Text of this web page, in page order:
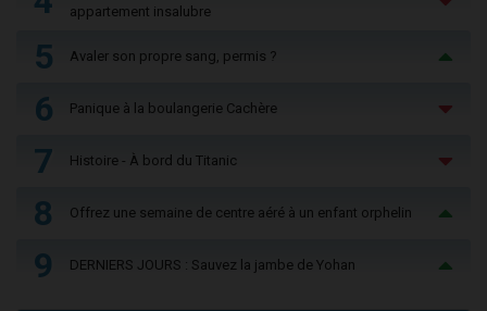
appartement insalubre
5 Avaler son propre sang, permis ?
6 Panique à la boulangerie Cachère
7 Histoire - À bord du Titanic
8 Offrez une semaine de centre aéré à un enfant orphelin
9 DERNIERS JOURS : Sauvez la jambe de Yohan